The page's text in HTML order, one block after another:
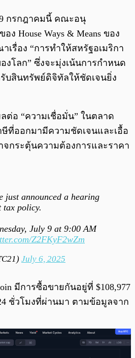
กรกฎาคมนี้ คณะอนุ
House Ways & Means ของ
เรื่อง “การทำให้สหรัฐอเมริกา
งโลก” ซึ่งจะมุ่งเน้นการกำหนด
บสินทรัพย์ดิจิทัลให้ชัดเจนยิ่ง
ต่อ “ความเชื่อมั่น” ในตลาด
ที่ออกมามีความชัดเจนและเอื้อ
กระตุ้นความต้องการและราคา
just announced a hearing
tax policy.
July 9 at 9:00 AM
Z2FKyF2wZm
July 6, 2025
มีการซื้อขายกันอยู่ที่ $108,977
ชั่วโมงที่ผ่านมา ตามข้อมูลจาก